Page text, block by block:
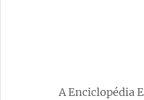
A Enciclopédia